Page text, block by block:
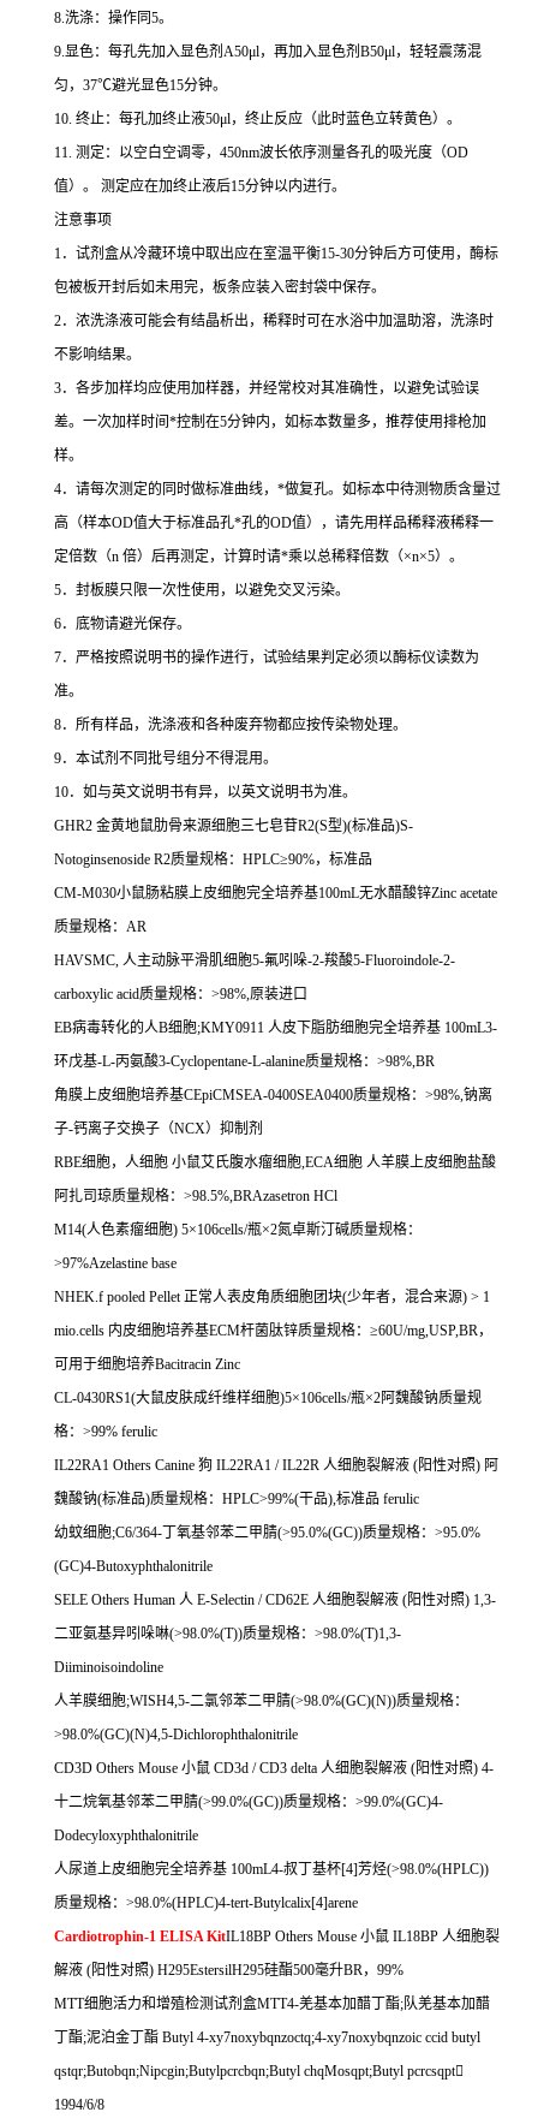
8.洗涤：操作同 5。
9.显色：每孔先加入显色剂 A50μl，再加入显色剂 B50μl，轻轻震荡混
匀， 37℃避光显色15分钟。
10. 终止：每孔加终止液50μl，终止反应（此时蓝色立转黄色）。
11. 测定：以空白空调零， 450nm波长依序测量各孔的吸光度（OD
值）。
测定应在加终止液后15分钟以内进行。
注意事项
1．试剂盒从冷藏环境中取出应在室温平衡15-30分钟后方可使用，酶标
包被板开封后如未用完，板条应装入密封袋中保存。
2．浓洗涤液可能会有结晶析出，稀释时可在水浴中加温助溶，洗涤时
不影响结果。
3．各步加样均应使用加样器，并经常校对其准确性，以避免试验误
差。一次加样时间 *控制在5分钟内，如标本数量多，推荐使用排枪加
样。
4．请每次测定的同时做标准曲线， *做复孔。如标本中待测物质含量过
高（样本OD值大于标准品孔*孔的OD值），请先用样品稀释液稀释一
定倍数（n 倍）后再测定，计算时请*乘以总稀释倍数（×n×5）。
5．封板膜只限一次性使用，以避免交叉污染。
6．底物请避光保存。
7．严格按照说明书的操作进行，试验结果判定必须以酶标仪读数为
准。
8．所有样品，洗涤液和各种废弃物都应按传染物处理。
9．本试剂不同批号组分不得混用。
10．如与英文说明书有异，以英文说明书为准。
GHR2 金黄地鼠肋骨来源细胞三七皂苷R2(S型)(标准品)S-
Notoginsenoside R2质量规格： HPLC≥90%，标准品
CM-M030小鼠肠粘膜上皮细胞完全培养基100mL无水醋酸锌Zinc acetate
质量规格： AR
HAVSMC, 人主动脉平滑肌细胞5-氟吲哚-2-羧酸5-Fluoroindole-2-
carboxylic acid质量规格： >98%,原装进口
EB病毒转化的人B细胞;KMY0911 人皮下脂肪细胞完全培养基 100mL3-
环戊基-L-丙氨酸3-Cyclopentane-L-alanine质量规格： >98%,BR
角膜上皮细胞培养基CEpiCMSEA-0400SEA0400质量规格： >98%,钠离
子-钙离子交换子（NCX）抑制剂
RBE细胞，人细胞 小鼠艾氏腹水瘤细胞,ECA细胞 人羊膜上皮细胞盐酸
阿扎司琼质量规格： >98.5%,BRAzasetron HCl
M14(人色素瘤细胞) 5×106cells/瓶×2氮卓斯汀碱质量规格：
>97%Azelastine base
NHEK.f pooled Pellet正常人表皮角质细胞团块(少年者，混合来源) > 1
mio.cells 内皮细胞培养基ECM杆菌肽锌质量规格：≥60U/mg,USP,BR，
可用于细胞培养Bacitracin Zinc
CL-0430RS1(大鼠皮肤成纤维样细胞)5×106cells/瓶×2阿魏酸钠质量规
格： >99% ferulic
IL22RA1 Others Canine 狗 IL22RA1 / IL22R 人细胞裂解液 (阳性对照) 阿
魏酸钠(标准品)质量规格： HPLC>99%(干品),标准品 ferulic
幼蚊细胞;C6/364- 丁氧基邻苯二甲腈(>95.0%(GC))质量规格： >95.0%
(GC)4-Butoxyphthalonitrile
SELE Others Human 人 E-Selectin / CD62E 人细胞裂解液 (阳性对照) 1,3-
二亚氨基异吲哚啉(>98.0%(T))质量规格： >98.0%(T)1,3-
Diiminoisoindoline
人羊膜细胞;WISH4,5-二氯邻苯二甲腈(>98.0%(GC)(N))质量规格：
>98.0%(GC)(N)4,5-Dichlorophthalonitrile
CD3D Others Mouse 小鼠 CD3d / CD3 delta 人细胞裂解液 (阳性对照) 4-
十二烷氧基邻苯二甲腈(>99.0%(GC))质量规格： >99.0%(GC)4-
Dodecyloxyphthalonitrile
人尿道上皮细胞完全培养基 100mL4-叔丁基杯[4]芳烃(>98.0%(HPLC))
质量规格： >98.0%(HPLC)4-tert-Butylcalix[4]arene
Cardiotrophin-1 ELISA KitIL18BP Others Mouse 小鼠 IL18BP 人细胞裂
解液 (阳性对照) H295EstersilH295硅酯500毫升BR， 99%
MTT细胞活力和增殖检测试剂盒MTT4-羌基本加醋丁酯;队羌基本加醋
丁酯;泥泊金丁酯 Butyl 4-xy7noxybqnzoctq;4-xy7noxybqnzoic ccid butyl
qstqr;Butobqn;Nipcgin;Butylpcrcbqn;Butyl chqMosqpt;Butyl pcrcsqpt
1994/6/8